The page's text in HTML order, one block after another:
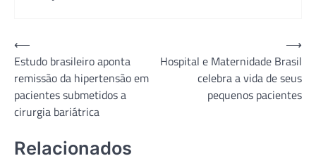
Navegação
de
Post
⟵
Estudo brasileiro aponta
remissão da hipertensão em
pacientes submetidos a
cirurgia bariátrica
Hospital e Maternidade Brasil
celebra a vida de seus
pequenos pacientes
⟶
Relacionados